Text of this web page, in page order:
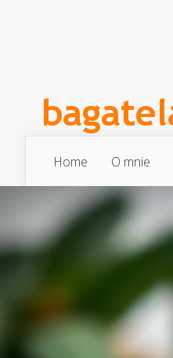
Home O mnie